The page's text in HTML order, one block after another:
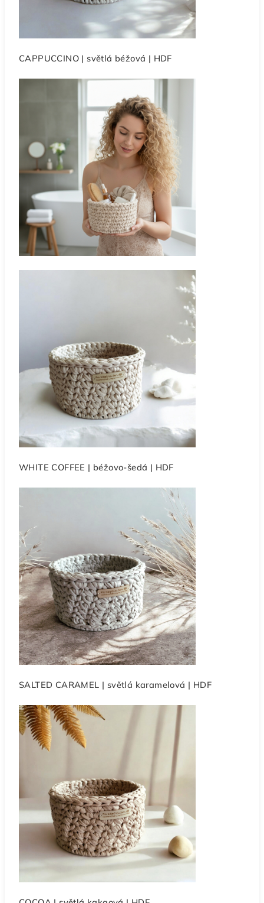
CAPPUCCINO | světlá béžová | HDF
WHITE COFFEE | béžovo-šedá | HDF
SALTED CARAMEL | světlá karamelová | HDF